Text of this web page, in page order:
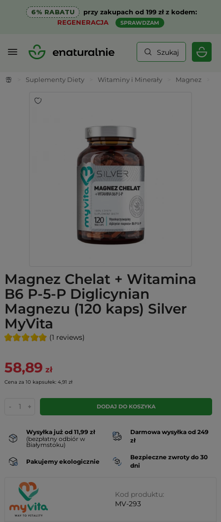
6% RABATU
przy zakupach od 199 zł z kodem:
REGENERACJA
SPRAWDZAM
Szukaj
Suplementy Diety Witaminy i Minerały Magnez
Magnez Chelat + Witamina
B6 P-5-P Diglicynian
Magnezu (120 kaps) Silver
MyVita
(1 reviews)
58,89 zł
Cena za 10 kapsułek: 4,91 zł
- + DODAJ DO KOSZYKA
Wysyłka już od 11,99 zł
(bezpłatny odbiór w
Białymstoku)
Darmowa wysyłka od 249
zł
Pakujemy ekologicznie
Bezpieczne zwroty do 30
dni
Kod produktu:
MV-293